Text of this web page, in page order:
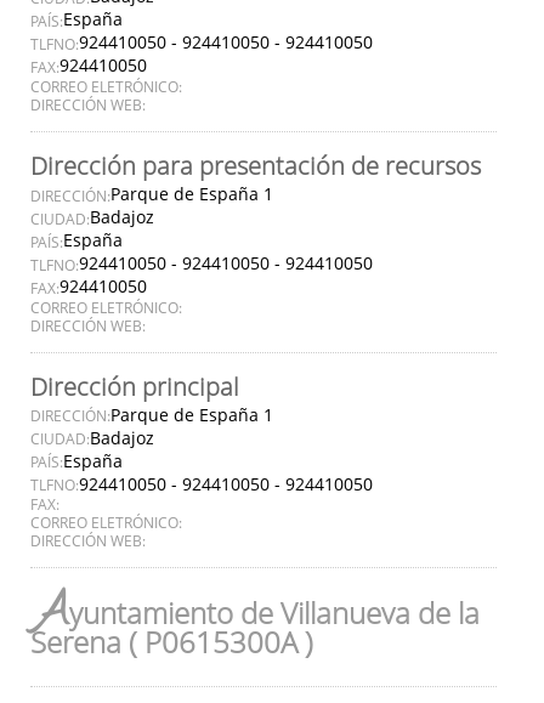
PAÍS:España
TLFNO:924410050 - 924410050 - 924410050
FAX:924410050
CORREO ELETRÓNICO:
DIRECCIÓN WEB:
Dirección para presentación de recursos
DIRECCIÓN:Parque de España 1
CIUDAD:Badajoz
PAÍS:España
TLFNO:924410050 - 924410050 - 924410050
FAX:924410050
CORREO ELETRÓNICO:
DIRECCIÓN WEB:
Dirección principal
DIRECCIÓN:Parque de España 1
CIUDAD:Badajoz
PAÍS:España
TLFNO:924410050 - 924410050 - 924410050
FAX:
CORREO ELETRÓNICO:
DIRECCIÓN WEB:
Ayuntamiento de Villanueva de la
Serena ( P0615300A )